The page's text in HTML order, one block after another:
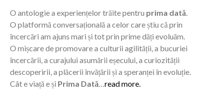
O antologie a experiențelor trăite pentru prima dată.
O platformă conversațională a celor care știu că prin
încercări am ajuns mari și tot prin prime dăți evoluăm.
O mișcare de promovare a culturii agilității, a bucuriei
încercării, a curajului asumării eșecului, a curiozității
descoperirii, a plăcerii învățării și a speranței în evoluție.
Cât e viață e și Prima Dată…read more.